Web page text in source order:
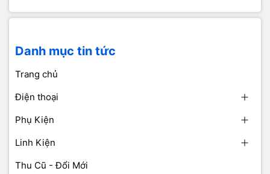
Danh mục tin tức
Trang chủ
Điện thoại
Phụ Kiện
Linh Kiện
Thu Cũ - Đổi Mới